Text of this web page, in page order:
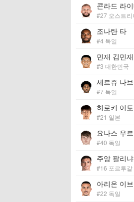
콘라드 라
#27 오스트리
조나탄 타
#4 독일
민재 김민재
#3 대한민국
세르쥬 나
#7 독일
히로키 이토
#21 일본
요나스 우
#40 독일
주앙 팔리냐
#16 포르투갈
아리온 이
#22 독일